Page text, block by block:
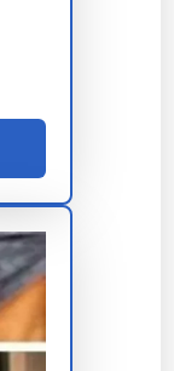
é
para serem
o impacto